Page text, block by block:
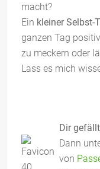
macht?
Ein kleiner Selbst-
ganzen Tag
zu meckern oder
Lass es mich
Dir
Dann
von